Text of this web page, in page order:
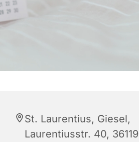
St. Laurentius, Giesel,
Laurentiusstr. 40, 36119